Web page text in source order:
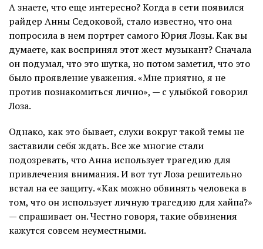
А знаете, что еще интересно? Когда в сети появился
райдер Анны Седоковой, стало известно, что она
попросила в нем портрет самого Юрия Лозы. Как вы
думаете, как воспринял этот жест музыкант? Сначала
он подумал, что это шутка, но потом заметил, что это
было проявление уважения. «Мне приятно, я не
против познакомиться лично», — с улыбкой говорил
Лоза.
Однако, как это бывает, слухи вокруг такой темы не
заставили себя ждать. Все же многие стали
подозревать, что Анна использует трагедию для
привлечения внимания. И вот тут Лоза решительно
встал на ее защиту. «Как можно обвинять человека в
том, что он использует личную трагедию для хайпа?»
— спрашивает он. Честно говоря, такие обвинения
кажутся совсем неуместными.